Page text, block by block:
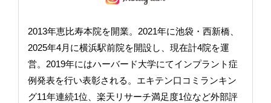
2013年恵比寿本院を開業。2021年に池袋・西新橋、
2025年4月に横浜駅前院を開設し、現在計4院を運
営。2019年にはハーバード大学にてインプラント症
例発表を行い表彰される。エキテン口コミランキン
グ11年連続1位、楽天リサーチ満足度1位など外部評